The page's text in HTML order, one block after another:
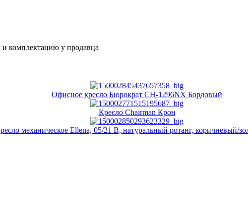
и комплектацию у продавца
Офисное кресло Бюрократ CH-1296NX Бордовый
Кресло Chairman Крон
механическое Ellena, 05/21 В, натуральный ротанг, коричневый/